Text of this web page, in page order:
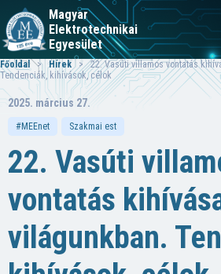
Magyar
Elektrotechnikai
Egyesület
Főoldal >Hírek > 22. Vasúti villamos vontatás
Tendenciák, kihívások, célok
2025. március 27.
#MEEnet Szakmai est
22. Vasúti
vontatás
világunkban.